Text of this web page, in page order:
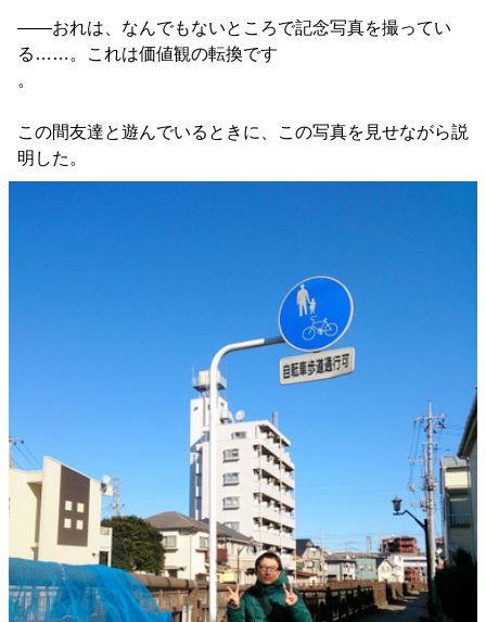
――おれは、なんでもないところで記念写真を撮ってい
る……。これは価値観の転換です
。
この間友達と遊んでいるときに、この写真を見せながら説
明した。